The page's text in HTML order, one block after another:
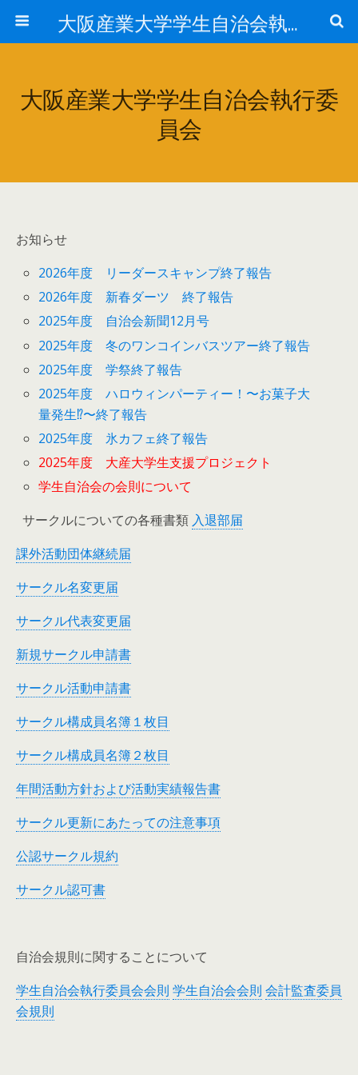
大阪産業大学学生自治会執行委員会
大阪産業大学学生自治会執行委
員会
お知らせ
2026年度 リーダースキャンプ終了報告
2026年度 新春ダーツ 終了報告
2025年度 自治会新聞12月号
2025年度 冬のワンコインバスツアー終了報告
2025年度 学祭終了報告
2025年度 ハロウィンパーティー！〜お菓子大
量発生⁉︎〜終了報告
2025年度 氷カフェ終了報告
2025年度 大産大学生支援プロジェクト
学生自治会の会則について
サークルについての各種書類 入退部届
課外活動団体継続届
サークル名変更届
サークル代表変更届
新規サークル申請書
サークル活動申請書
サークル構成員名簿１枚目
サークル構成員名簿２枚目
年間活動方針および活動実績報告書
サークル更新にあたっての注意事項
公認サークル規約
サークル認可書
自治会規則に関することについて
学生自治会執行委員会会則 学生自治会会則 会計監査委員
会規則